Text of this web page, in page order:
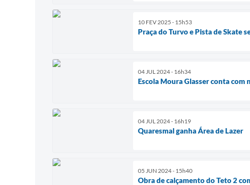
10 FEV 2025 - 15h53
Praça do Turvo e Pista de Skate
04 JUL 2024 - 16h34
Escola Moura Glasser conta com
04 JUL 2024 - 16h19
Quaresmal ganha Área de Lazer
05 JUN 2024 - 15h40
Obra de calçamento do Teto 2